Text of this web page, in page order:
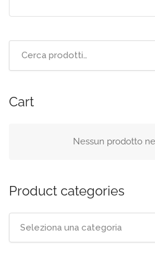
Cart
Nessun prodotto
Product categories
Seleziona una categoria